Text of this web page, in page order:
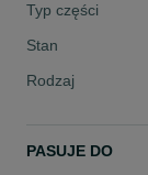
Typ części
Stan
Rodzaj
PASUJE DO